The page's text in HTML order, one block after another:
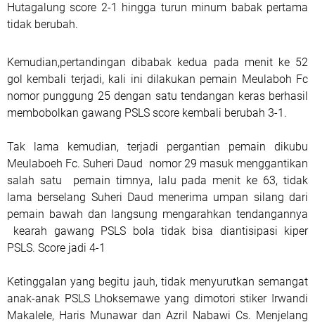
Hutagalung score 2-1 hingga turun minum babak pertama
tidak berubah.
Kemudian,pertandingan dibabak kedua pada menit ke 52
gol kembali terjadi, kali ini dilakukan pemain Meulaboh Fc
nomor punggung 25 dengan satu tendangan keras berhasil
membobolkan gawang PSLS score kembali berubah 3-1.
Tak lama kemudian, terjadi pergantian pemain dikubu
Meulaboeh Fc. Suheri Daud nomor 29 masuk menggantikan
salah satu pemain timnya, lalu pada menit ke 63, tidak
lama berselang Suheri Daud menerima umpan silang dari
pemain bawah dan langsung mengarahkan tendangannya
kearah gawang PSLS bola tidak bisa diantisipasi kiper
PSLS. Score jadi 4-1
Ketinggalan yang begitu jauh, tidak menyurutkan semangat
anak-anak PSLS Lhoksemawe yang dimotori stiker Irwandi
Makalele, Haris Munawar dan Azril Nabawi Cs. Menjelang